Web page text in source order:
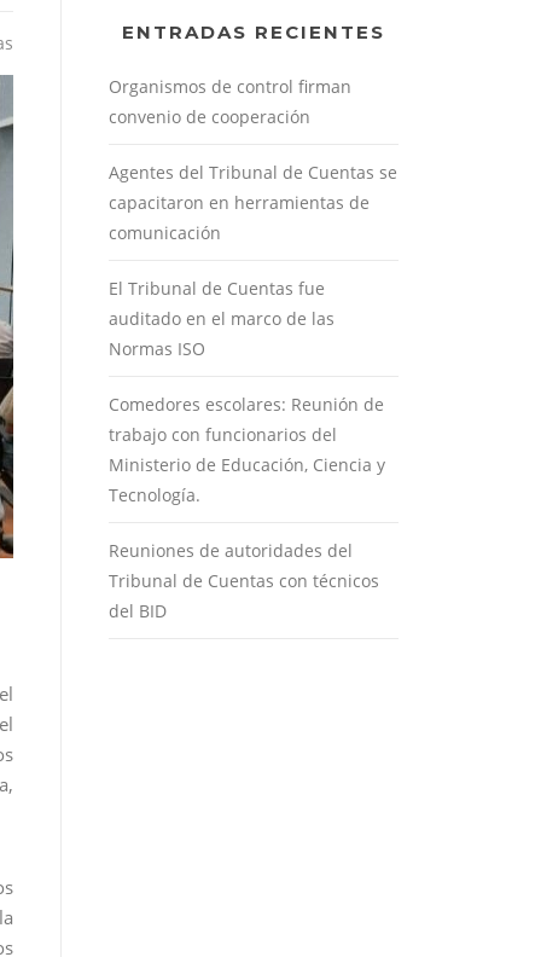
ENTRADAS RECIENTES
Organismos de control firman
convenio de cooperación
Agentes del Tribunal de Cuentas se
capacitaron en herramientas de
comunicación
El Tribunal de Cuentas fue
auditado en el marco de las
Normas ISO
Comedores escolares: Reunión de
trabajo con funcionarios del
Ministerio de Educación, Ciencia y
Tecnología.
Reuniones de autoridades del
Tribunal de Cuentas con técnicos
del BID